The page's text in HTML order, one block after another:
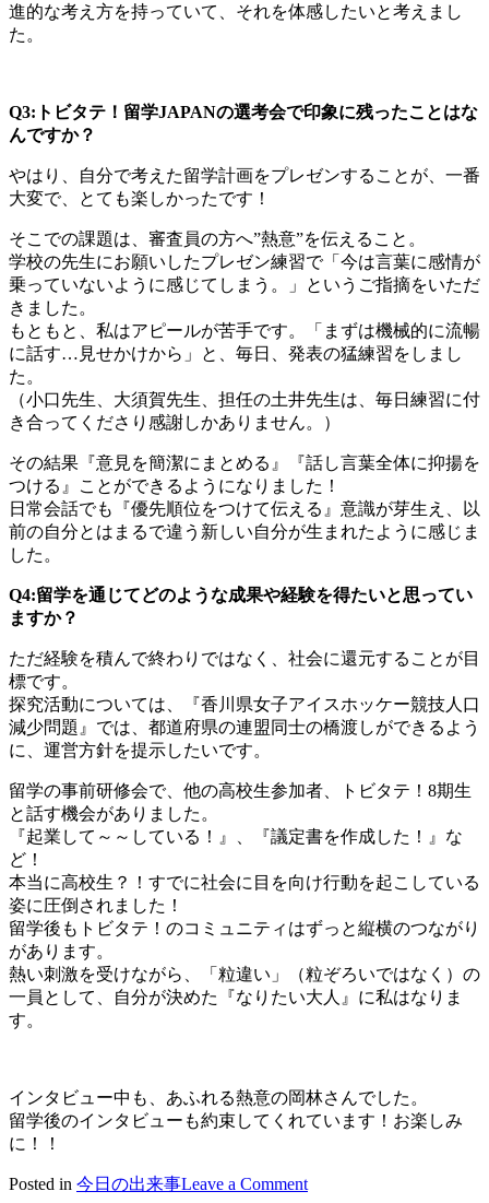
進的な考え方を持っていて、それを体感したいと考えまし
た。
Q3:トビタテ！留学JAPANの選考会で印象に残ったことはな
んですか？
やはり、自分で考えた留学計画をプレゼンすることが、一番
大変で、とても楽しかったです！
そこでの課題は、審査員の方へ”熱意”を伝えること。
学校の先生にお願いしたプレゼン練習で「今は言葉に感情が
乗っていないように感じてしまう。」というご指摘をいただ
きました。
もともと、私はアピールが苦手です。「まずは機械的に流暢
に話す…見せかけから」と、毎日、発表の猛練習をしまし
た。
（小口先生、大須賀先生、担任の土井先生は、毎日練習に付
き合ってくださり感謝しかありません。）
その結果『意見を簡潔にまとめる』『話し言葉全体に抑揚を
つける』ことができるようになりました！
日常会話でも『優先順位をつけて伝える』意識が芽生え、以
前の自分とはまるで違う新しい自分が生まれたように感じま
した。
Q4:留学を通じてどのような成果や経験を得たいと思ってい
ますか？
ただ経験を積んで終わりではなく、社会に還元することが目
標です。
探究活動については、『香川県女子アイスホッケー競技人口
減少問題』では、都道府県の連盟同士の橋渡しができるよう
に、運営方針を提示したいです。
留学の事前研修会で、他の高校生参加者、トビタテ！8期生
と話す機会がありました。
『起業して～～している！』、『議定書を作成した！』な
ど！
本当に高校生？！すでに社会に目を向け行動を起こしている
姿に圧倒されました！
留学後もトビタテ！のコミュニティはずっと縦横のつながり
があります。
熱い刺激を受けながら、「粒違い」（粒ぞろいではなく）の
一員として、自分が決めた『なりたい大人』に私はなりま
す。
インタビュー中も、あふれる熱意の岡林さんでした。
留学後のインタビューも約束してくれています！お楽しみ
に！！
Posted in 今日の出来事Leave a Commenton